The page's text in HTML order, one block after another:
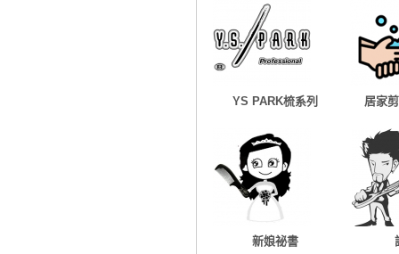
YS PARK梳系列 居家
新娘祕書